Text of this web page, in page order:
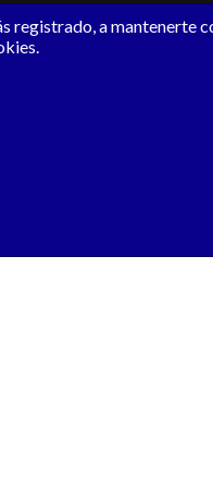
registrado, a mantenerte